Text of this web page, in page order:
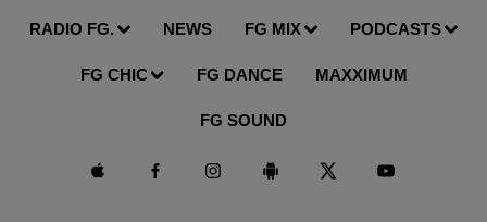
RADIO FG. NEWS FG MIX PODCASTS
FG CHIC FG DANCE MAXXIMUM
FG SOUND